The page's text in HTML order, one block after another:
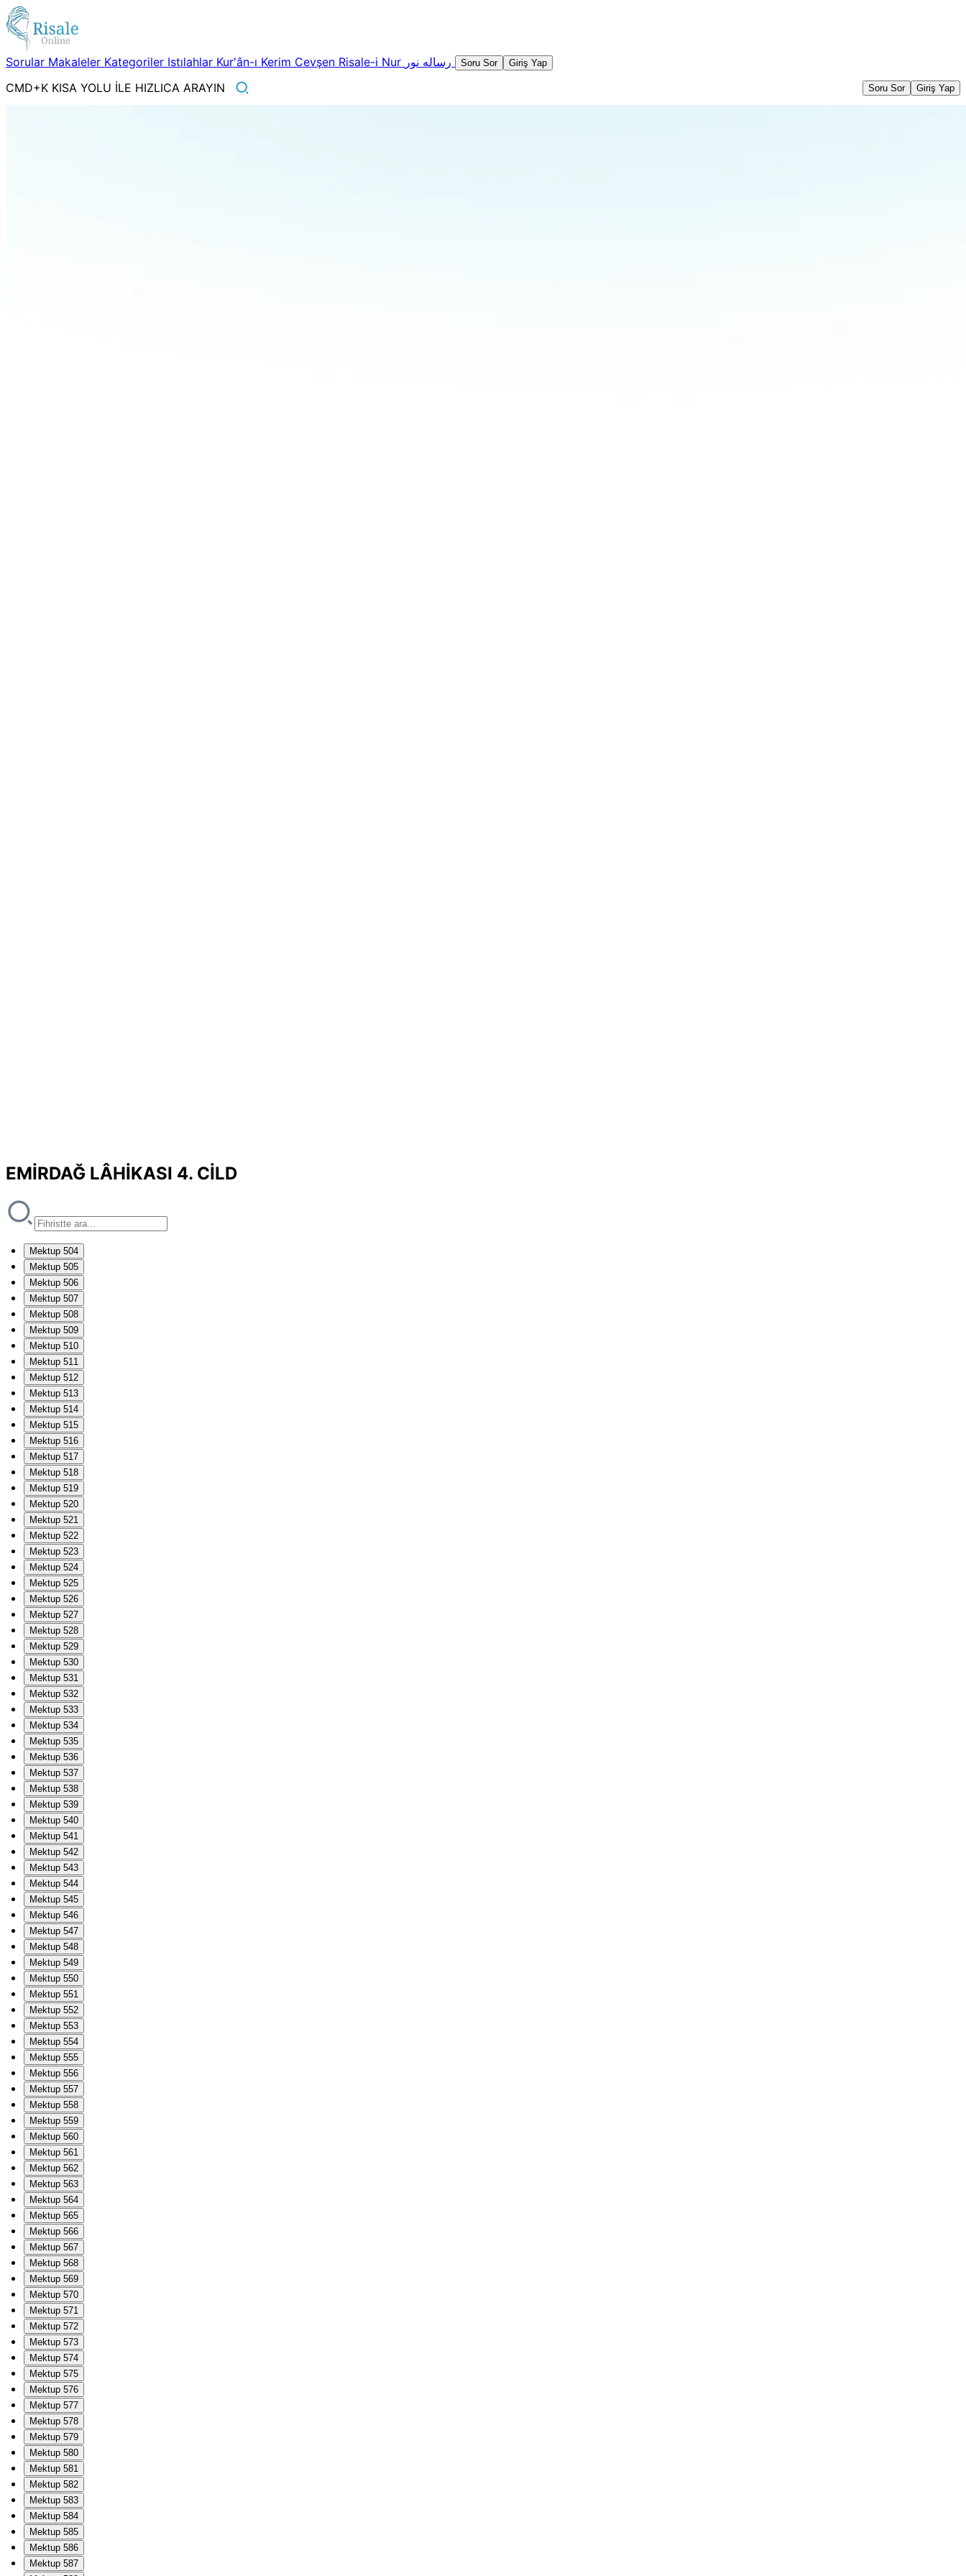
Sorular Makaleler Kategoriler Istılahlar Kur'ân-ı Kerim Cevşen Risale-i Nur Soru Sor Giriş Yap
CMD+K KISA YOLU İLE HIZLICA ARAYIN Soru Sor Giriş Yap
EMİRDAĞ LÂHİKASI 4. CİLD
Mektup 504
Mektup 505
Mektup 506
Mektup 507
Mektup 508
Mektup 509
Mektup 510
Mektup 511
Mektup 512
Mektup 513
Mektup 514
Mektup 515
Mektup 516
Mektup 517
Mektup 518
Mektup 519
Mektup 520
Mektup 521
Mektup 522
Mektup 523
Mektup 524
Mektup 525
Mektup 526
Mektup 527
Mektup 528
Mektup 529
Mektup 530
Mektup 531
Mektup 532
Mektup 533
Mektup 534
Mektup 535
Mektup 536
Mektup 537
Mektup 538
Mektup 539
Mektup 540
Mektup 541
Mektup 542
Mektup 543
Mektup 544
Mektup 545
Mektup 546
Mektup 547
Mektup 548
Mektup 549
Mektup 550
Mektup 551
Mektup 552
Mektup 553
Mektup 554
Mektup 555
Mektup 556
Mektup 557
Mektup 558
Mektup 559
Mektup 560
Mektup 561
Mektup 562
Mektup 563
Mektup 564
Mektup 565
Mektup 566
Mektup 567
Mektup 568
Mektup 569
Mektup 570
Mektup 571
Mektup 572
Mektup 573
Mektup 574
Mektup 575
Mektup 576
Mektup 577
Mektup 578
Mektup 579
Mektup 580
Mektup 581
Mektup 582
Mektup 583
Mektup 584
Mektup 585
Mektup 586
Mektup 587